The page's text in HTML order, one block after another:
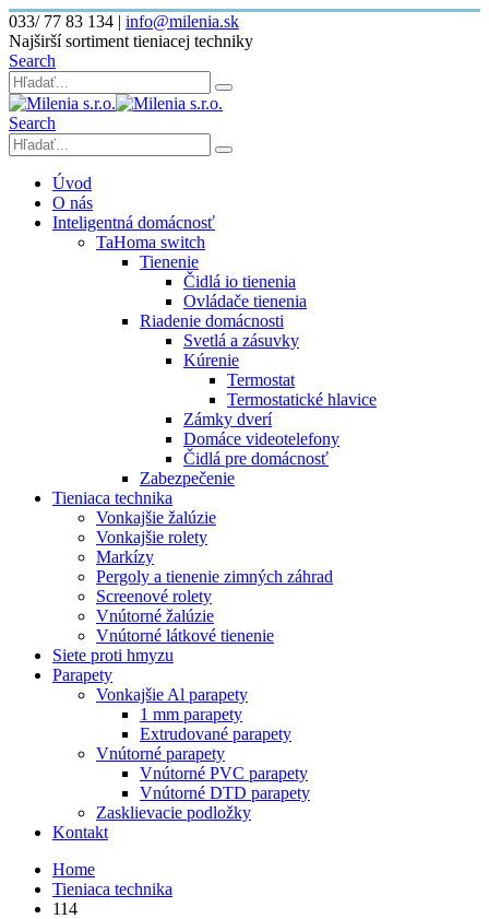
033/ 77 83 134 | info@milenia.sk
Najširší sortiment tieniacej techniky
Search
Search
Úvod
O nás
Inteligentná domácnosť
TaHoma switch
Tienenie
Čidlá io tienenia
Ovládače tienenia
Riadenie domácnosti
Svetlá a zásuvky
Kúrenie
Termostat
Termostatické hlavice
Zámky dverí
Domáce videotelefony
Čidlá pre domácnosť
Zabezpečenie
Tieniaca technika
Vonkajšie žalúzie
Vonkajšie rolety
Markízy
Pergoly a tienenie zimných záhrad
Screenové rolety
Vnútorné žalúzie
Vnútorné látkové tienenie
Siete proti hmyzu
Parapety
Vonkajšie Al parapety
1 mm parapety
Extrudované parapety
Vnútorné parapety
Vnútorné PVC parapety
Vnútorné DTD parapety
Zasklievacie podložky
Kontakt
Home
Tieniaca technika
114